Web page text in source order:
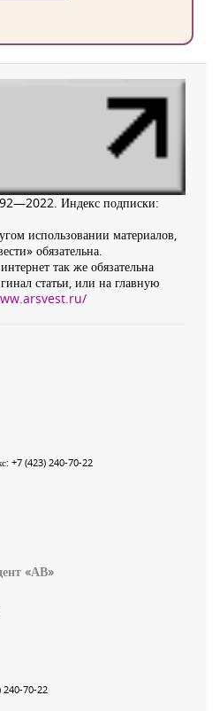
Индекс подписки:
использовании материалов,
обязательна.
так же обязательна
статьи, или на главную
+7 (423) 240-70-22
«АВ»
240-70-22